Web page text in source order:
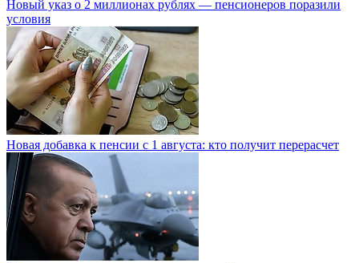
Новый указ о 2 миллионах рублях — пенсионеров поразили
условия
Новая добавка к пенсии с 1 августа: кто получит перерасчет